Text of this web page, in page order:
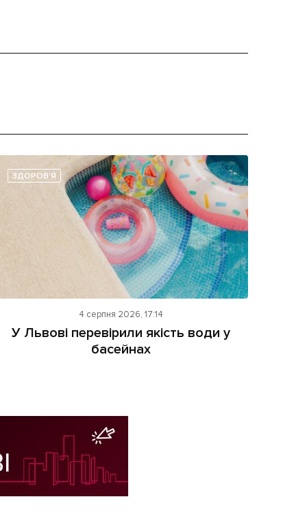
ЗДОРОВ'Я
4 серпня 2026, 17:14
У Львові перевірили якість води у
басейнах